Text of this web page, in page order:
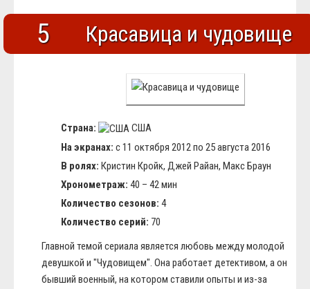
5 Красавица и чудовище
Страна:
США
На экранах: с 11 октября 2012 по 25 августа 2016
В ролях: Кристин Кройк, Джей Райан, Макс Браун
Хронометраж: 40 – 42 мин
Количество сезонов: 4
Количество серий: 70
Главной темой сериала является любовь между молодой
девушкой и "Чудовищем". Она работает детективом, а он
бывший военный, на котором ставили опыты и из-за